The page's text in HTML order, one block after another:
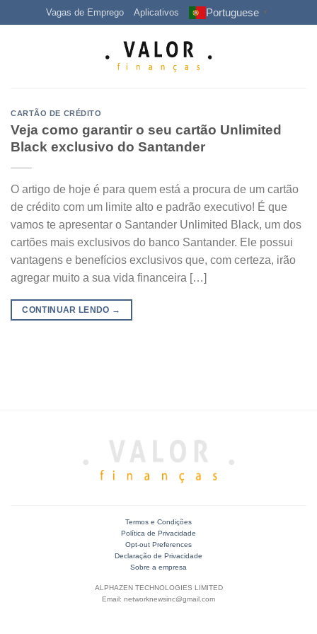
to
Vagas de Emprego Aplicativos Portuguese ▼
CARTÃO DE CRÉDITO
Veja como garantir o seu cartão Unlimited
Black exclusivo do Santander
O artigo de hoje é para quem está a procura de um cartão
de crédito com um limite alto e padrão executivo! É que
vamos te apresentar o Santander Unlimited Black, um dos
cartões mais exclusivos do banco Santander. Ele possui
vantagens e benefícios exclusivos que, com certeza, irão
agregar muito a sua vida financeira […]
CONTINUAR LENDO →
Termos e Condições
Política de Privacidade
Opt-out Preferences
Declaração de Privacidade
Sobre a empresa
ALPHAZEN TECHNOLOGIES LIMITED
Email: networknewsinc@gmail.com